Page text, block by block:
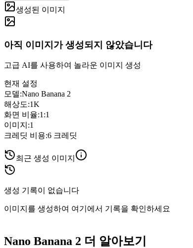
생성된 이미지
아직 이미지가 생성되지 않았습니다
고급 AI를 사용하여 놀라운 이미지 생성
현재 설정
모델:Nano Banana 2
해상도:1K
화면 비율:1:1
이미지 :1
크레딧 비용:6 크레딧
최근 생성 이미지
생성 기록이 없습니다
이미지를 생성하여 여기에서 기록을 확인하세요
Nano Banana 2 더 알아보기